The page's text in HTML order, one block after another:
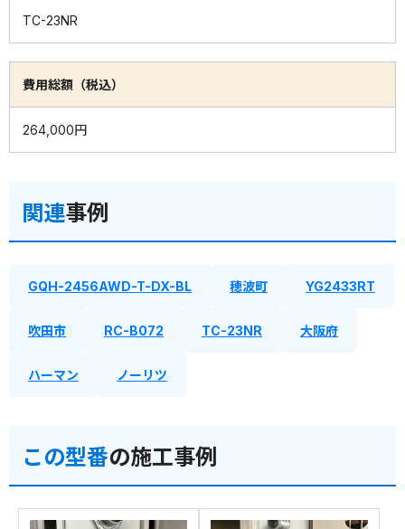
TC-23NR
費用総額（税込）
264,000円
関連事例
GQH-2456AWD-T-DX-BL 穂波町 YG2433RT
吹田市 RC-B072 TC-23NR 大阪府
ハーマン ノーリツ
この型番の施工事例